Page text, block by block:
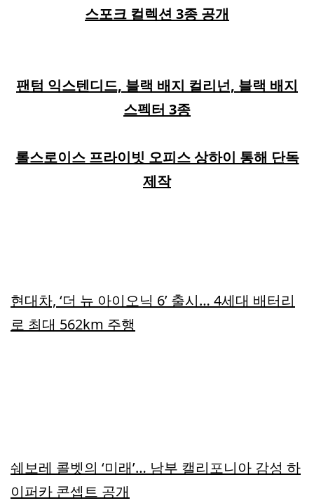
스포크 컬렉션 3종 공개
팬텀 익스텐디드, 블랙 배지 컬리넌, 블랙 배지
스펙터 3종
롤스로이스 프라이빗 오피스 상하이 통해 단독
제작
현대차, ‘더 뉴 아이오닉 6’ 출시… 4세대 배터리
로 최대 562km 주행
쉐보레 콜벳의 ‘미래’… 남부 캘리포니아 감성 하
이퍼카 콘셉트 공개